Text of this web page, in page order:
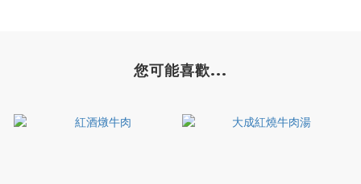
您可能喜歡...